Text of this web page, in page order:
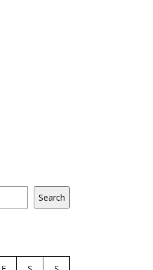
Search